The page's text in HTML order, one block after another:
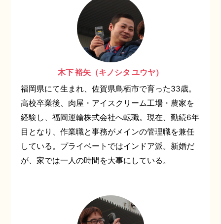
木下 裕矢（キノシタ ユウヤ）
福岡県にて生まれ、佐賀県鳥栖市で育った33歳。
高校卒業後、肉屋・アイスクリーム工場・農家を
経験し、福岡運輸株式会社へ転職。現在、勤続6年
目となり、作業職と事務がメインの管理職を兼任
している。プライベートではインドア派。新婚だ
が、家では一人の時間を大事にしている。